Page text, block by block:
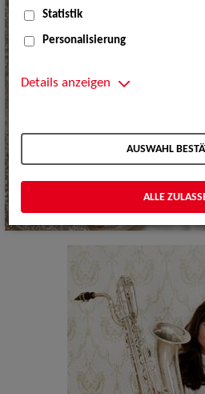
Statistik
Personalisierung
Details anzeigen
AUSWAHL
ALLE